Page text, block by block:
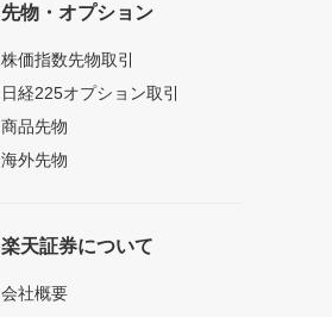
先物・オプション
株価指数先物取引
日経225オプション取引
商品先物
海外先物
楽天証券について
会社概要